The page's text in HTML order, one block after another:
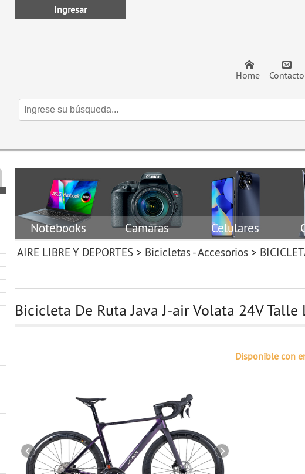
Contacto
Home
Ingresar
Notebooks Camaras Celulares
AIRE LIBRE Y DEPORTES > Bicicletas - Accesorios >
Bicicleta De Ruta Java J-air Volata 24V Talle
Disponible con